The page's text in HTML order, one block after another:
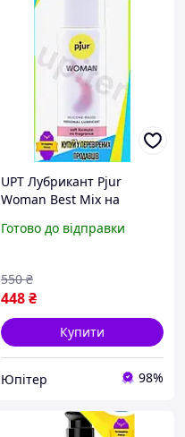
UPT Лубрикант Pjur
Woman Best Mix на
мастило для інтимної
UPT66-B
Готово до відправки
448₴
550 ₴
Купити
Юпітер 98%